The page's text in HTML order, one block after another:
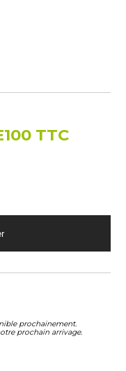
TTC
prochainement.
prochain arrivage.